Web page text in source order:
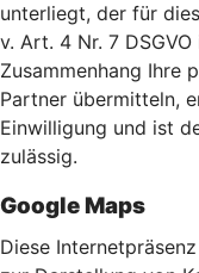
unterliegt, der für
v. Art. 4 Nr. 7
Zusammenhang Ihre
Partner übermitteln,
Einwilligung und ist
zulässig.
Google Maps
Diese